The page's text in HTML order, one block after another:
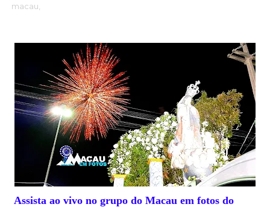
macau,
Assista ao vivo no grupo do Macau em fotos do